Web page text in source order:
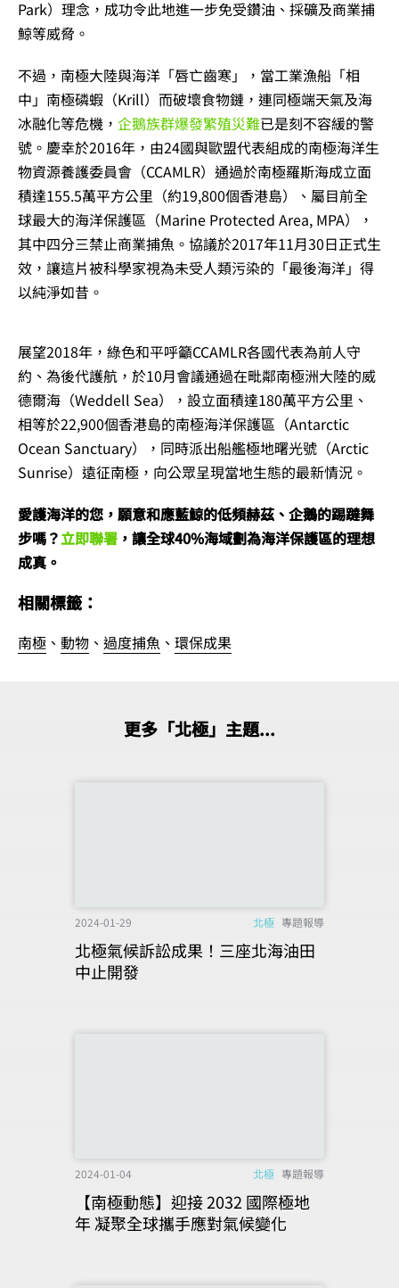
Park）理念，成功令此地進一步免受鑽油、採礦及商業捕
鯨等威脅。
不過，南極大陸與海洋「唇亡齒寒」，當工業漁船「相
中」南極磷蝦（Krill）而破壞食物鏈，連同極端天氣及海
冰融化等危機， 企鵝族群爆發繁殖災難已是刻不容緩的警
號。慶幸於2016年，由24國與歐盟代表組成的南極海洋生
物資源養護委員會（CCAMLR）通過於南極羅斯海成立面
積達155.5萬平方公里（約19,800個香港島）、屬目前全
球最大的海洋保護區（Marine Protected Area, MPA），
其中四分三禁止商業捕魚。協議於2017年11月30日正式生
效，讓這片被科學家視為未受人類污染的「最後海洋」得
以純淨如昔。
展望2018年，綠色和平呼籲CCAMLR各國代表為前人守
約、為後代護航，於10月會議通過在毗鄰南極洲大陸的威
德爾海（Weddell Sea），設立面積達180萬平方公里、
相等於22,900個香港島的南極海洋保護區（Antarctic
Ocean Sanctuary），同時派出船艦極地曙光號（Arctic
Sunrise）遠征南極，向公眾呈現當地生態的最新情況。
愛護海洋的您，願意和應藍鯨的低頻赫茲、企鵝的踢躂舞
步嗎？立即聯署 ，讓全球40%海域劃為海洋保護區的理想
成真。
相關標籤：
南極 、 動物 、 過度捕魚 、 環保成果
更多「北極」主題...
2024-01-29 北極 專題報導
北極氣候訴訟成果！三座北海油田
中止開發
2024-01-04 北極 專題報導
【南極動態】迎接 2032 國際極地
年 凝聚全球攜手應對氣候變化